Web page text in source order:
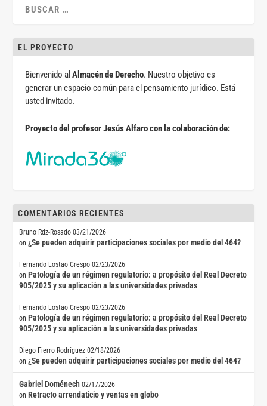
EL PROYECTO
Bienvenido alAlmacén de Derecho. Nuestro objetivo es
generar un espacio común para el pensamiento jurídico. Está
usted invitado.
Proyecto del profesor Jesús Alfaro con la colaboración de:
COMENTARIOS RECIENTES
Bruno Rdz-Rosado 03/21/2026
on¿Se pueden adquirir participaciones sociales por medio del 464?
Fernando Lostao Crespo 02/23/2026
on Patología de un régimen regulatorio: a propósito del Real Decreto
905/2025 y su aplicación a las universidades privadas
Fernando Lostao Crespo 02/23/2026
on Patología de un régimen regulatorio: a propósito del Real Decreto
905/2025 y su aplicación a las universidades privadas
Diego Fierro Rodríguez 02/18/2026
on¿Se pueden adquirir participaciones sociales por medio del 464?
Gabriel Doménech 02/17/2026
on Retracto arrendaticio y ventas en globo